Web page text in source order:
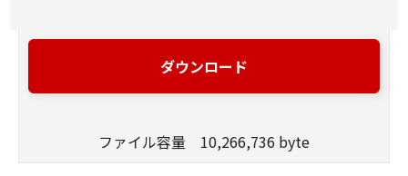
は、本ソフトウェアがユーザーの特定の目
的のために適当であること、もしくは有用
ていかなる保証もいたしません。
キヤノン、キヤノンマーケティングジャパ
ダウンロード
ファイル容量 10,266,736 byte